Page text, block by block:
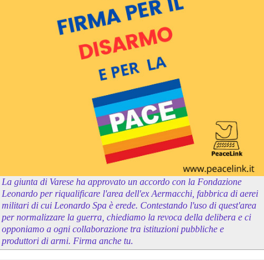
La giunta di Varese ha approvato un accordo con la Fondazione
Leonardo per riqualificare l'area dell'ex Aermacchi, fabbrica di aerei
militari di cui Leonardo Spa è erede. Contestando l'uso di quest'area
per normalizzare la guerra, chiediamo la revoca della delibera e ci
opponiamo a ogni collaborazione tra istituzioni pubbliche e
produttori di armi. Firma anche tu.